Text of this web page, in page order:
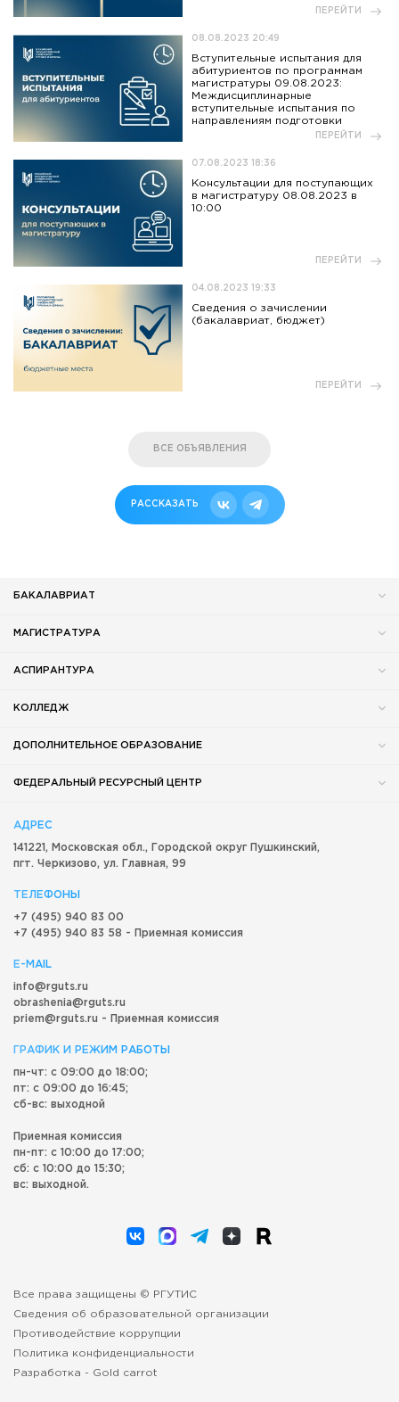
ПЕРЕЙТИ
08.08.2023 20:49
Вступительные испытания для
абитуриентов по программам
магистратуры 09.08.2023:
Междисциплинарные
вступительные испытания по
направлениям подготовки
ПЕРЕЙТИ
07.08.2023 18:36
Консультации для поступающих
в магистратуру 08.08.2023 в
10:00
ПЕРЕЙТИ
04.08.2023 19:33
Сведения о зачислении
(бакалавриат, бюджет)
ПЕРЕЙТИ
ВСЕ ОБЪЯВЛЕНИЯ
РАССКАЗАТЬ
БАКАЛАВРИАТ
МАГИСТРАТУРА
АСПИРАНТУРА
КОЛЛЕДЖ
ДОПОЛНИТЕЛЬНОЕ ОБРАЗОВАНИЕ
ФЕДЕРАЛЬНЫЙ РЕСУРСНЫЙ ЦЕНТР
АДРЕС
141221, Московская обл., Городской округ Пушкинский,
пгт. Черкизово, ул. Главная, 99
ТЕЛЕФОНЫ
+7 (495) 940 83 00
+7 (495) 940 83 58 - Приемная комиссия
E-MAIL
info@rguts.ru
obrashenia@rguts.ru
priem@rguts.ru - Приемная комиссия
ГРАФИК И РЕЖИМ РАБОТЫ
пн-чт: с 09:00 до 18:00;
пт: с 09:00 до 16:45;
сб-вс: выходной
Приемная комиссия
пн-пт: с 10:00 до 17:00;
сб: с 10:00 до 15:30;
вс: выходной.
Все права защищены © РГУТИС
Сведения об образовательной организации
Противодействие коррупции
Политика конфиденциальности
Разработка - Gold carrot